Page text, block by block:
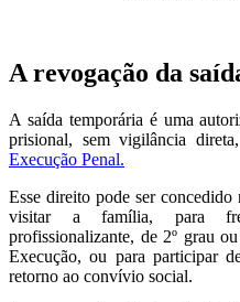
A revogação da
A saída temporária é uma
prisional, sem vigilância
Execução Penal.
Esse direito pode ser concedido
visitar a família, para
profissionalizante, de 2º grau
Execução, ou para participar
retorno ao convívio social.